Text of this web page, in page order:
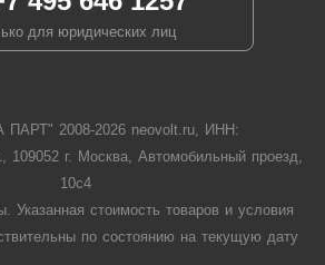
для юридических лиц
2008-2026neovolt.ru, ИНН:
109052 г. Москва, Автомобильный проезд,
10с4
Указанная стоимость товаров и условия
по состоянию на текущую дату